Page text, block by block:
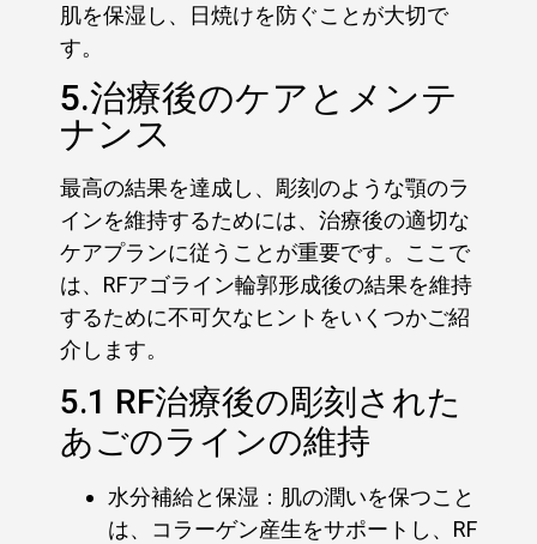
肌を保湿し、日焼けを防ぐことが大切で
す。
5.治療後のケアとメンテ
ナンス
最高の結果を達成し、彫刻のような顎のラ
インを維持するためには、治療後の適切な
ケアプランに従うことが重要です。ここで
は、RFアゴライン輪郭形成後の結果を維持
するために不可欠なヒントをいくつかご紹
介します。
5.1 RF治療後の彫刻された
あごのラインの維持
水分補給と保湿：肌の潤いを保つこと
は、コラーゲン産生をサポートし、RF